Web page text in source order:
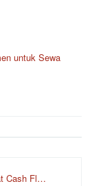
untuk Sewa
Cash Fl…